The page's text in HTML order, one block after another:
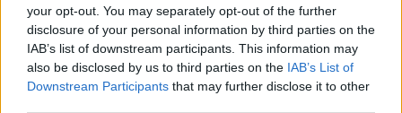
your opt-out. You may separately opt-out of the further
disclosure of your personal information by third parties on the
IAB’s list of downstream participants. This information may
also be disclosed by us to third parties on the IAB’s List of
Downstream Participants that may further disclose it to other